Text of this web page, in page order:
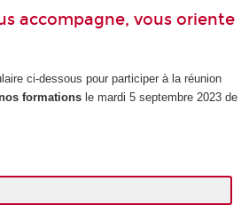
accompagne, vous oriente
ci-dessous pour participer à la réunion
formationsle mardi 5 septembre 2023 de